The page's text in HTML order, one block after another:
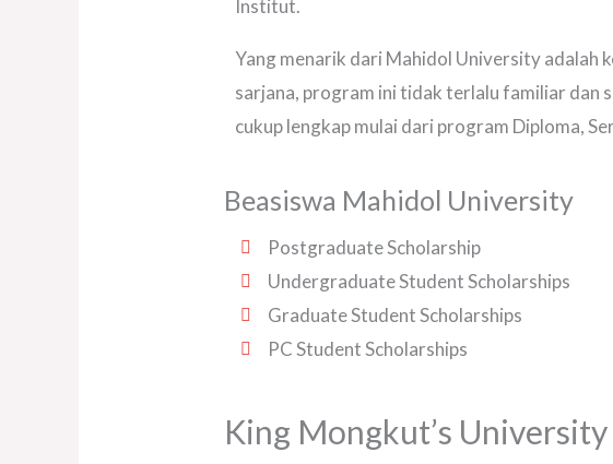
Institut.
Yang menarik dari Mahidol University adalah
sarjana, program ini tidak terlalu familiar dan
cukup lengkap mulai dari program Diploma,
Beasiswa Mahidol University
Postgraduate Scholarship
Undergraduate Student Scholarships
Graduate Student Scholarships
PC Student Scholarships
King Mongkut’s University